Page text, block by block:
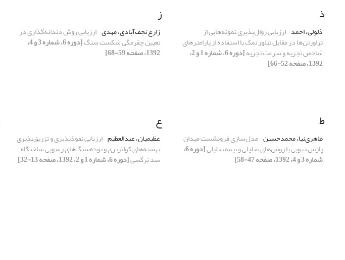
ذ
ذلولی، احمد ارزیابی زوال‌پذیری نمونه‌هایی از
تراورتن‌ها در مقابل تبلور نمک با استفاده از پارامترهای
شاخص تجزیه و سرعت تجزیه [دوره 6، شماره 1 و 2،
1392، صفحه 52-66]
ز
زارع نجف‌آبادی، مهدی ارزیابی روش دندانه‌گذاری در
تعیین چقرمگی شکست سنگ [دوره 6، شماره 3 و 4،
1392، صفحه 59-68]
ط
طاهری‌نیا، محمدحسین مدل‌سازی فرونشست میدان
پارس‌جنوبی با روش‌های تحلیلی و نیمه تحلیلی [دوره 6،
شماره 3 و 4، 1392، صفحه 47-58]
ع
عظیمیان، عبدالعظیم ارزیابی نفوذپذیری و تزریق‌پذیری
نهشته‌های کواترنری و توده‌سنگ‌های رسوبی ساختگاه
سد نرگسی[دوره 6، شماره 1 و 2، 1392، صفحه 13-32]